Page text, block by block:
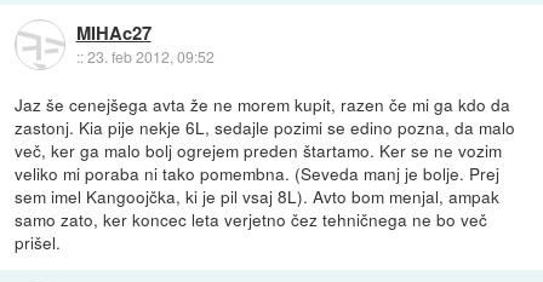
MIHAc27
::23. feb 2012, 09:52
Jaz še cenejšega avta že ne morem kupit, razen če mi ga kdo da
zastonj. Kia pije nekje 6L, sedajle pozimi se edino pozna, da malo
več, ker ga malo bolj ogrejem preden štartamo. Ker se ne vozim
veliko mi poraba ni tako pomembna. (Seveda manj je bolje. Prej
sem imel Kangoojčka, ki je pil vsaj 8L). Avto bom menjal, ampak
samo zato, ker koncec leta verjetno čez tehničnega ne bo več
prišel.